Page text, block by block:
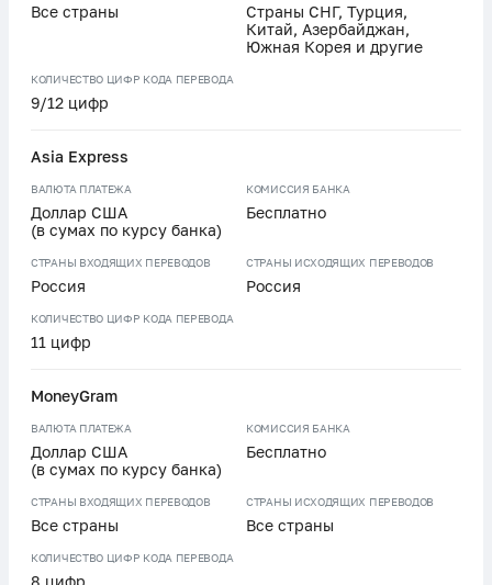
Все страны
Страны СНГ, Турция,
Китай, Азербайджан,
Южная Корея и другие
КОЛИЧЕСТВО ЦИФР КОДА ПЕРЕВОДА
9/12 цифр
Asia Express
ВАЛЮТА ПЛАТЕЖА
Доллар США
(в сумах по курсу банка)
КОМИССИЯ БАНКА
Бесплатно
СТРАНЫ ВХОДЯЩИХ ПЕРЕВОДОВ
Россия
СТРАНЫ ИСХОДЯЩИХ ПЕРЕВОДОВ
Россия
КОЛИЧЕСТВО ЦИФР КОДА ПЕРЕВОДА
11 цифр
MoneyGram
ВАЛЮТА ПЛАТЕЖА
Доллар США
(в сумах по курсу банка)
КОМИССИЯ БАНКА
Бесплатно
СТРАНЫ ВХОДЯЩИХ ПЕРЕВОДОВ
Все страны
СТРАНЫ ИСХОДЯЩИХ ПЕРЕВОДОВ
Все страны
КОЛИЧЕСТВО ЦИФР КОДА ПЕРЕВОДА
8 цифр